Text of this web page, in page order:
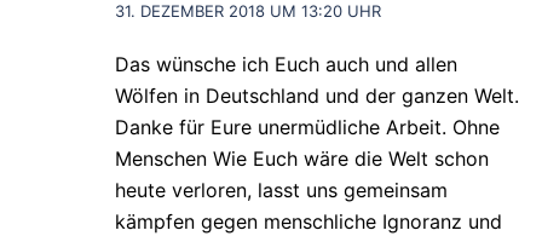
31. DEZEMBER 2018 UM 13:20 UHR
Das wünsche ich Euch auch und allen
Wölfen in Deutschland und der ganzen Welt.
Danke für Eure unermüdliche Arbeit. Ohne
Menschen Wie Euch wäre die Welt schon
heute verloren, lasst uns gemeinsam
kämpfen gegen menschliche Ignoranz und